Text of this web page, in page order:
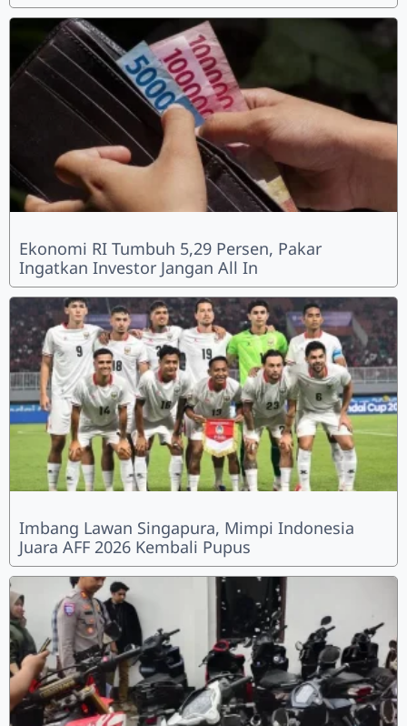
Ekonomi RI Tumbuh 5,29 Persen, Pakar
Ingatkan Investor Jangan All In
Imbang Lawan Singapura, Mimpi Indonesia
Juara AFF 2026 Kembali Pupus